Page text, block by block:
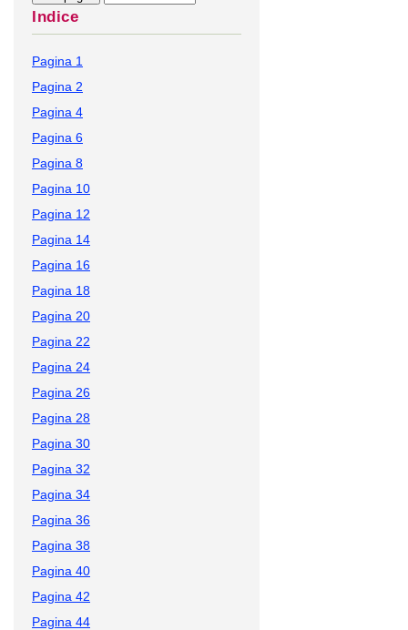
Indice
Pagina 1
Pagina 2
Pagina 4
Pagina 6
Pagina 8
Pagina 10
Pagina 12
Pagina 14
Pagina 16
Pagina 18
Pagina 20
Pagina 22
Pagina 24
Pagina 26
Pagina 28
Pagina 30
Pagina 32
Pagina 34
Pagina 36
Pagina 38
Pagina 40
Pagina 42
Pagina 44